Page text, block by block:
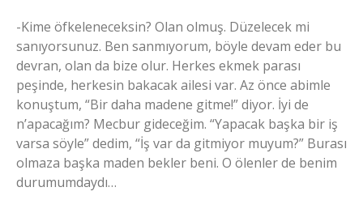
-Kime öfkeleneceksin? Olan olmuş. Düzelecek mi
sanıyorsunuz. Ben sanmıyorum, böyle devam eder bu
devran, olan da bize olur. Herkes ekmek parası
peşinde, herkesin bakacak ailesi var. Az önce abimle
konuştum, “Bir daha madene gitme!” diyor. İyi de
n’apacağım? Mecbur gideceğim. “Yapacak başka bir iş
varsa söyle” dedim, “İş var da gitmiyor muyum?” Burası
olmaza başka maden bekler beni. O ölenler de benim
durumumdaydı…